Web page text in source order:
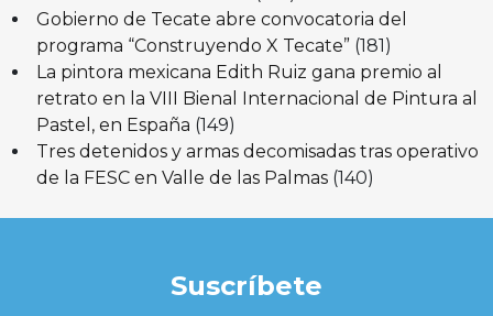
Gobierno de Tecate abre convocatoria del
programa “Construyendo X Tecate” (181)
La pintora mexicana Edith Ruiz gana premio al
retrato en la VIII Bienal Internacional de Pintura al
Pastel, en España (149)
Tres detenidos y armas decomisadas tras operativo
de la FESC en Valle de las Palmas (140)
Suscríbete